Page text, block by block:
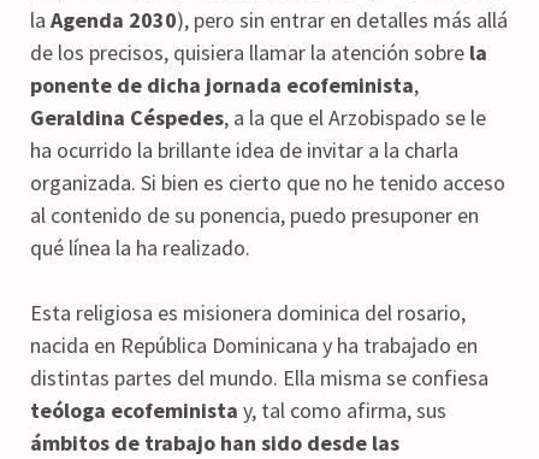
la Agenda 2030), pero sin entrar en detalles más allá
de los precisos, quisiera llamar la atención sobre la
ponente de dicha jornada ecofeminista,
Geraldina Céspedes, a la que el Arzobispado se le
ha ocurrido la brillante idea de invitar a la charla
organizada. Si bien es cierto que no he tenido acceso
al contenido de su ponencia, puedo presuponer en
qué línea la ha realizado.
Esta religiosa es misionera dominica del rosario,
nacida en República Dominicana y ha trabajado en
distintas partes del mundo. Ella misma se confiesa
teóloga ecofeminista y, tal como afirma, sus
ámbitos de trabajo han sido desde las